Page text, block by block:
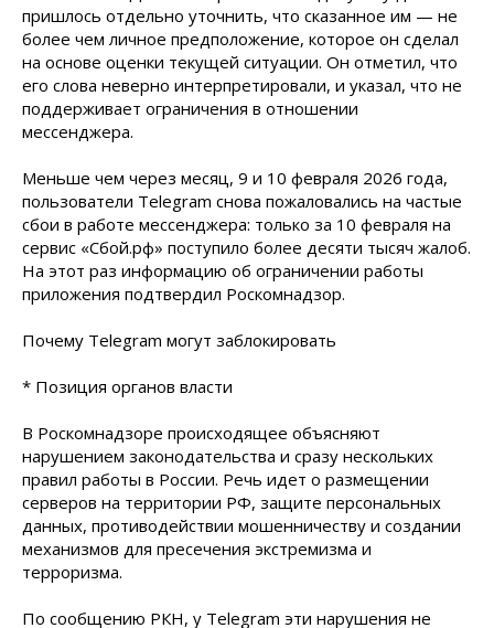
пришлось отдельно уточнить, что сказанное им — не
более чем личное предположение, которое он сделал
на основе оценки текущей ситуации. Он отметил, что
его слова неверно интерпретировали, и указал, что не
поддерживает ограничения в отношении
мессенджера.
Меньше чем через месяц, 9 и 10 февраля 2026 года,
пользователи Telegram снова пожаловались на частые
сбои в работе мессенджера: только за 10 февраля на
сервис «Сбой.рф» поступило более десяти тысяч жалоб.
На этот раз информацию об ограничении работы
приложения подтвердил Роскомнадзор.
Почему Telegram могут заблокировать
* Позиция органов власти
В Роскомнадзоре происходящее объясняют
нарушением законодательства и сразу нескольких
правил работы в России. Речь идет о размещении
серверов на территории РФ, защите персональных
данных, противодействии мошенничеству и создании
механизмов для пресечения экстремизма и
терроризма.
По сообщению РКН, у Telegram эти нарушения не